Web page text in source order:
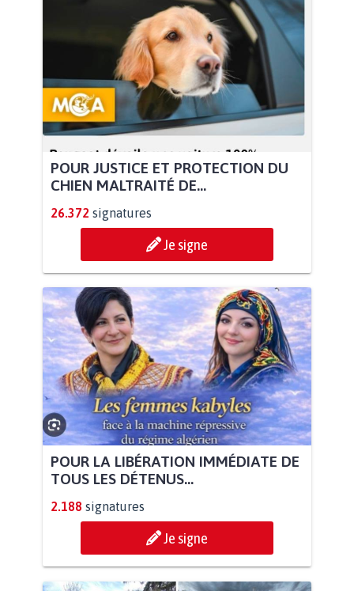
POUR JUSTICE ET PROTECTION DU
CHIEN MALTRAITÉ DE...
26.372 signatures
Je signe
POUR LA LIBÉRATION IMMÉDIATE DE
TOUS LES DÉTENUS...
2.188 signatures
Je signe